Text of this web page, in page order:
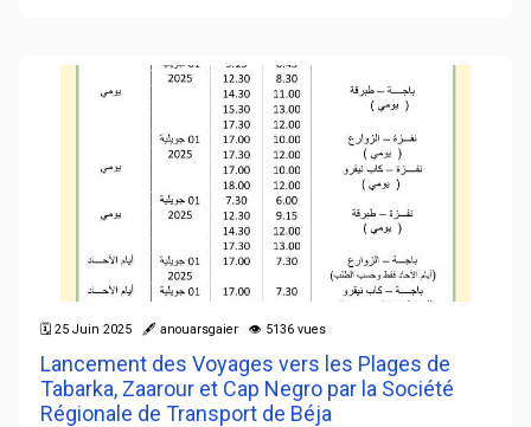
🗓 25 Juin 2025 🖋 anouarsgaier 👁 5136 vues
Lancement des Voyages vers les Plages de
Tabarka, Zaarour et Cap Negro par la Société
Régionale de Transport de Béja